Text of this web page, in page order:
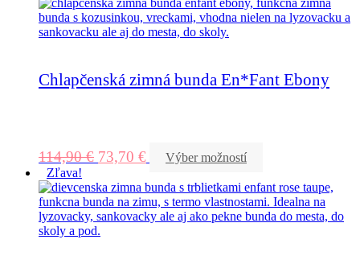
Chlapčenská zimná bunda En*Fant Ebony
114,90€ 73,70 €
Výber možností
Zľava!